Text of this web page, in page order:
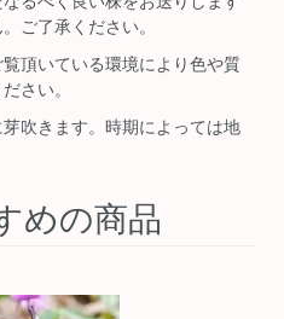
ご了承ください。
頂いている環境により色や質
さい。
吹きます。時期によっては地
めの商品